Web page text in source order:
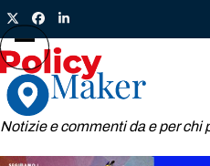
Skip
to
content
TwitterFacebook
LinkedIn
Notizie e commenti da e per chi
Open
mobile
menu
Close
mobile
menu